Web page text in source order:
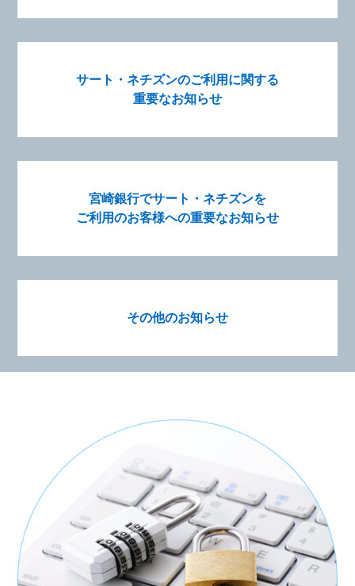
サート・ネチズンのご利用に関する
重要なお知らせ
宮崎銀行でサート・ネチズンを
ご利用のお客様への重要なお知らせ
その他のお知らせ